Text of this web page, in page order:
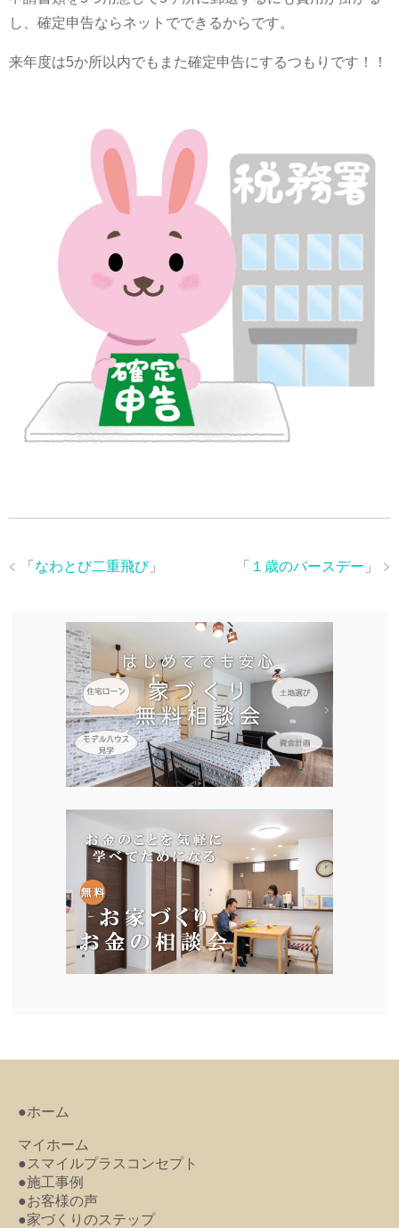
し、確定申告ならネットでできるからです。
来年度は5か所以内でもまた確定申告にするつもりです！！
「 １歳のバースデー 」
「 なわとび二重飛び」
●ホーム
マイホーム
●スマイルプラスコンセプト
●施工事例
●お客様の声
●家づくりのステップ